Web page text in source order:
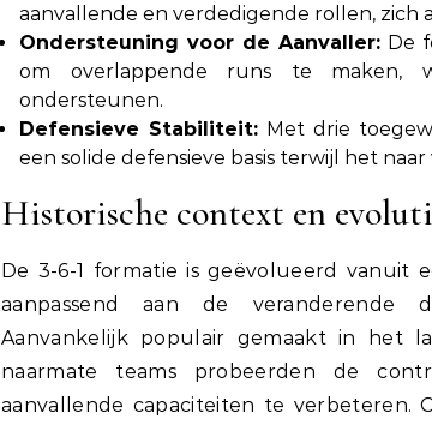
aanvallende en verdedigende rollen, zich
Ondersteuning voor de Aanvaller: De
om overlappende runs te maken,
ondersteunen.
Defensieve Stabiliteit:Met drie
een solide defensieve basis terwijl het
Historische context en
De 3-6-1 formatie is geëvolueerd vanuit
aanpassend aan de veranderende
Aanvankelijk populair gemaakt in het
naarmate teams probeerden de
aanvallende capaciteiten te verbeteren.